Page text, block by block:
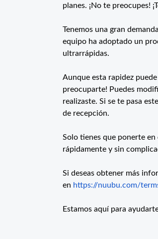
planes. ¡No te preocupes!
Tenemos una gran
equipo ha adoptado un
ultrarrápidas.
Aunque esta rapidez
preocuparte! Puedes
realizaste. Si se te pasa
de recepción.
Solo tienes que ponerte
rápidamente y sin
Si deseas obtener más
en https://nuubu.com/
Estamos aquí para